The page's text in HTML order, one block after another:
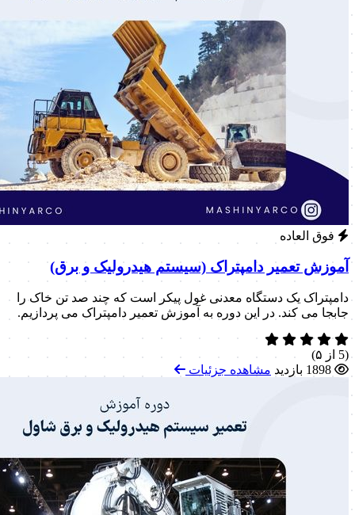
فوق العاده
آموزش تعمیر دامپتراک (سیستم هیدرولیک و برق)
دامپتراک یک دستگاه معدنی غول پیکر است که چند صد تن خاک را
جابجا می کند. در این دوره به آموزش تعمیر دامپتراک می پردازیم.
(5 از ۵)
مشاهده جزئیات